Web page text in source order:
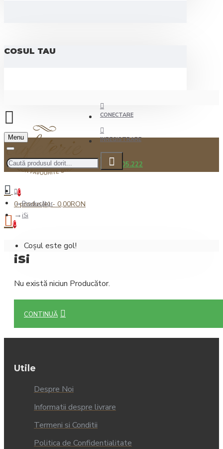
COSUL TAU
CONECTARE
INREGISTRARE
0722.505.222
Menu
0
0 produs(e) - 0,00RON
0
Coșul este gol!
Producător
iSi
iSi
Nu există niciun Producător.
CONTINUĂ
Utile
Despre Noi
Informatii despre livrare
Termeni si Conditii
Politica de Confidentialitate